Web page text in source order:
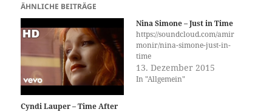
ÄHNLICHE BEITRÄGE
Cyndi Lauper – Time After
Nina Simone – Just in Time
https://soundcloud.com/amir
monir/nina-simone-just-in-
time
13. Dezember 2015
In "Allgemein"